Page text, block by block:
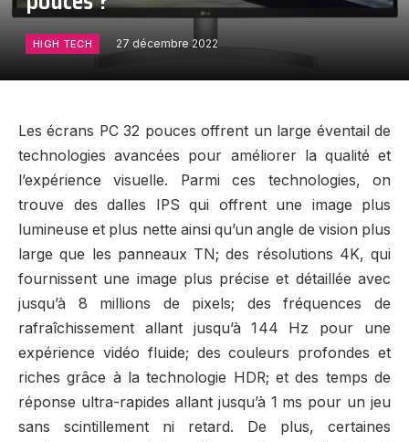
HIGH TECH 27 décembre 2022
Les écrans PC 32 pouces offrent un large éventail de
technologies avancées pour améliorer la qualité et
l’expérience visuelle. Parmi ces technologies, on
trouve des dalles IPS qui offrent une image plus
lumineuse et plus nette ainsi qu’un angle de vision plus
large que les panneaux TN; des résolutions 4K, qui
fournissent une image plus précise et détaillée avec
jusqu’à 8 millions de pixels; des fréquences de
rafraîchissement allant jusqu’à 144 Hz pour une
expérience vidéo fluide; des couleurs profondes et
riches grâce à la technologie HDR; et des temps de
réponse ultra-rapides allant jusqu’à 1 ms pour un jeu
sans scintillement ni retard. De plus, certaines